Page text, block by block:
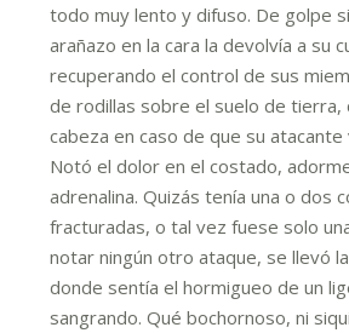
todo muy lento y difuso. De golpe
arañazo en la cara la devolvía a su
recuperando el control de sus
de rodillas sobre el suelo de tierra,
cabeza en caso de que su atacante
Notó el dolor en el costado,
adrenalina. Quizás tenía una o dos
fracturadas, o tal vez fuese solo
notar ningún otro ataque, se llevó
donde sentía el hormigueo de un
sangrando. Qué bochornoso, ni